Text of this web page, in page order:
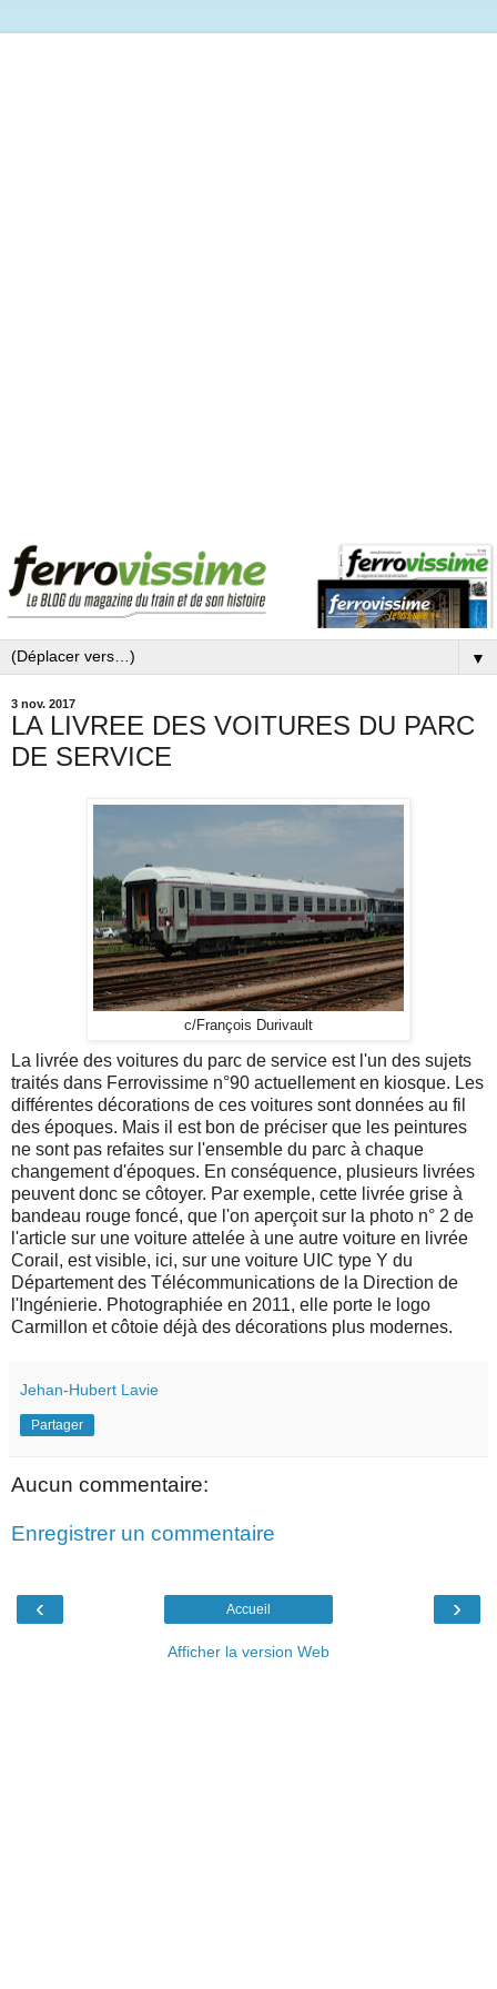
▼
3 nov. 2017
LA LIVREE DES VOITURES DU PARC
DE SERVICE
c/François Durivault
La livrée des voitures du parc de service est l'un des sujets
traités dans Ferrovissime n°90 actuellement en kiosque. Les
différentes décorations de ces voitures sont données au fil
des époques. Mais il est bon de préciser que les peintures
ne sont pas refaites sur l'ensemble du parc à chaque
changement d'époques. En conséquence, plusieurs livrées
peuvent donc se côtoyer. Par exemple, cette livrée grise à
bandeau rouge foncé, que l'on aperçoit sur la photo n° 2 de
l'article sur une voiture attelée à une autre voiture en livrée
Corail, est visible, ici, sur une voiture UIC type Y du
Département des Télécommunications de la Direction de
l'Ingénierie. Photographiée en 2011, elle porte le logo
Carmillon et côtoie déjà des décorations plus modernes.
Jehan-Hubert Lavie
Partager
Aucun commentaire:
Enregistrer un commentaire
‹ ›
Accueil
Afficher la version Web